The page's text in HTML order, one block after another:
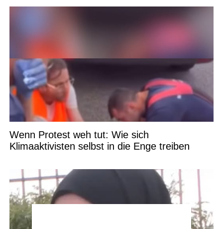
Wenn Protest weh tut: Wie sich
Klimaaktivisten selbst in die Enge treiben